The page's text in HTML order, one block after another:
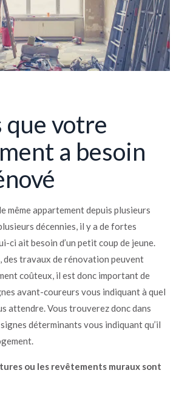
que votre
a besoin
même appartement depuis plusieurs
décennies, il y a de fortes
ci ait besoin d’un petit coup de jeune.
travaux de rénovation peuvent
coûteux, il est donc important de
avant-coureurs vous indiquant à quel
attendre. Vous trouverez donc dans
déterminants vous indiquant qu’il
ou les revêtements muraux sont